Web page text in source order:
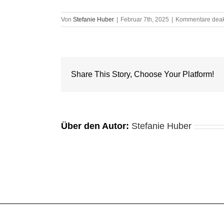
Von Stefanie Huber Februar 7th, 2025 Kommentare
Share This Story, Choose Your Platform!
Über den Autor: Stefanie Huber